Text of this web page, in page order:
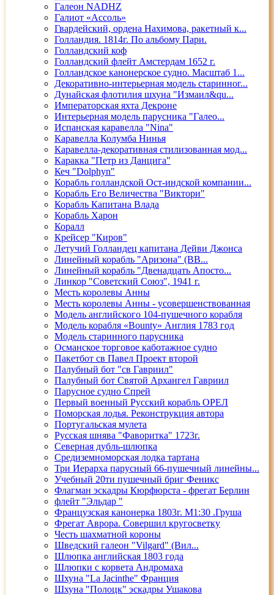
Галеон NADHZ
Галиот «Ассоль»
Гвардейский, ордена Нахимова, ракетный к...
Голландия. 1814г. По альбому Пари.
Голландский коф
Голландский флейт Амстердам 1652 г.
Голландское канонерское судно. Масштаб 1...
Декоративно-интерьерная модель старинног...
Дунайская флотилия шхуна "Измаил&qu...
Императорская яхта Декроне
Интерьерная модель парусника "Галео...
Испанская каравелла "Nina"
Каравелла Колумба Нинья
Каравелла-декоративная стилизованная мод...
Каракка "Петр из Данцига"
Кеч "Dolphyn"
Корабль голландской Ост-индской компании...
Корабль Его Величества "Виктори"
Корабль Капитана Влада
Корабль Харон
Коралл
Крейсер "Киров"
Летучий Голландец капитана Дейви Джонса
Линейный корабль "Аризона" (ВВ...
Линейный корабль "Двенадцать Апосто...
Линкор "Советский Союз", 1941 г.
Месть королевы Анны
Месть королевы Анны - усовершенствованная
Модель английского 104-пушечного корабля
Модель корабля «Bounty» Англия 1783 год
Модель старинного парусника
Османское торговое каботажное судно
Пакетбот св Павел Проект второй
Палубный бот "св Гавриил"
Палубный бот Святой Архангел Гавриил
Парусное судно Спрей
Первый военный Русский корабль ОРЕЛ
Поморская лодья. Реконструкция автора
Португальская мулета
Русская шнява "Фаворитка" 1723г.
Северная дубль-шлюпка
Средиземноморская лодка тартана
Три Иерарха парусный 66-пушечный линейны...
Учебный 20ти пушечный бриг Феникс
Флагман эскадры Кюрфюрста - фрегат Берлин
флейт "Эльдар "
Французская канонерка 1803г. М1:30 .Груша
Фрегат Аврора. Совершил кругосветку
Честь шахматной короны
Шведский галеон "Vilgard" (Вил...
Шлюпка английская 1803 года
Шлюпки с корвета Андромаха
Шхуна "La Jacinthe" Франция
Шхуна "Полоцк" эскадры Ушакова